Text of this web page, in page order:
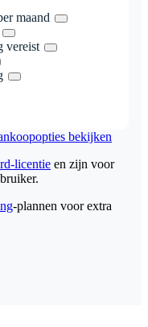
maand
vereist
bekijken
licentie en zijn voor
-plannen voor extra